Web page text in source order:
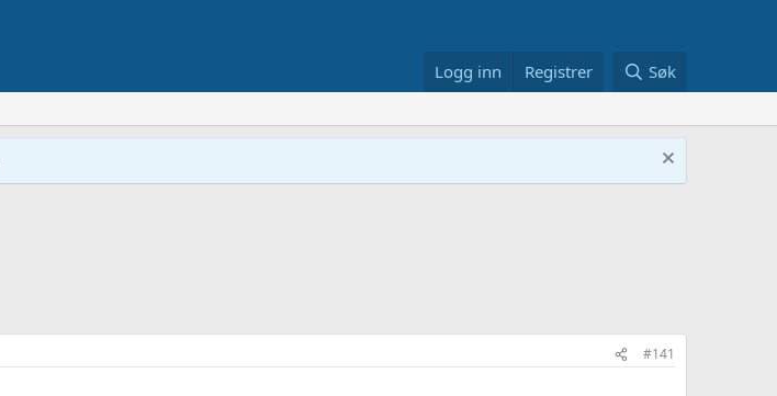
Logg inn Registrer Søk
#141